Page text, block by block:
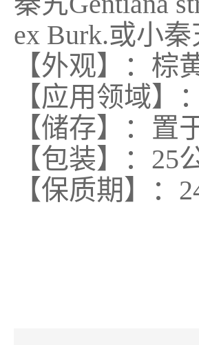
ex Burk.或小秦
【外观】：棕
【应用领域
【储存】：
【包装】：25
【保质期】：